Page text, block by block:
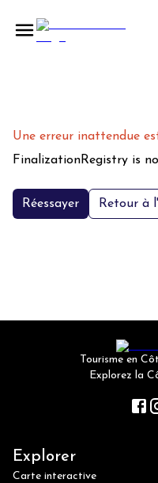
Une erreur inattendue
FinalizationRegistry is
Réessayer Retour à
Tourisme en
Explorez la
Explorer
Carte interactive